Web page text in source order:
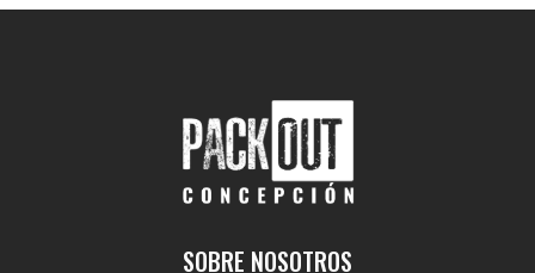
SOBRE NOSOTROS